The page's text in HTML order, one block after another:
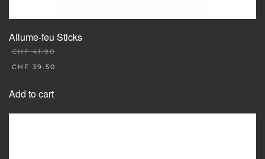
Allume-feu Sticks
CHF41.90
ORIGINAL
CHF 41.90.
CHF 39.50
IS:
Add to cart